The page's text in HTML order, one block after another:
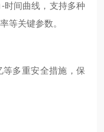
时间曲线，支持多种
等关键参数。
多重安全措施，保